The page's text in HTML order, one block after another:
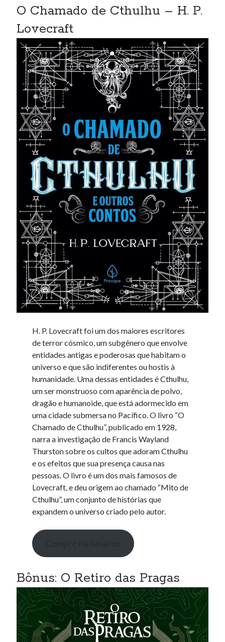
O Chamado de Cthulhu – H. P.
Lovecraft
H. P. Lovecraft foi um dos maiores escritores
de terror cósmico, um subgênero que envolve
entidades antigas e poderosas que habitam o
universo e que são indiferentes ou hostis à
humanidade. Uma dessas entidades é Cthulhu,
um ser monstruoso com aparência de polvo,
dragão e humanoide, que está adormecido em
uma cidade submersa no Pacífico. O livro “O
Chamado de Cthulhu”, publicado em 1928,
narra a investigação de Francis Wayland
Thurston sobre os cultos que adoram Cthulhu
e os efeitos que sua presença causa nas
pessoas. O livro é um dos mais famosos de
Lovecraft, e deu origem ao chamado “Mito de
Cthulhu”, um conjunto de histórias que
expandem o universo criado pelo autor.
Bônus: O Retiro das Pragas